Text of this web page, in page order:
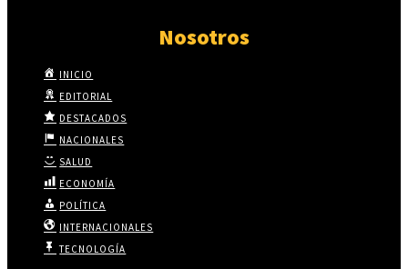
Nosotros
INICIO
EDITORIAL
DESTACADOS
NACIONALES
SALUD
ECONOMÍA
POLÍTICA
INTERNACIONALES
TECNOLOGÍA